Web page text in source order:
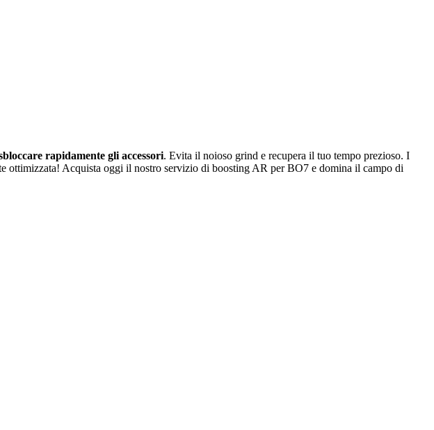
rapidamente gli accessori. Evita il noioso grind e recupera il tuo tempo prezioso. I
ottimizzata! Acquista oggi il nostro servizio di boosting AR per BO7 e domina il campo di